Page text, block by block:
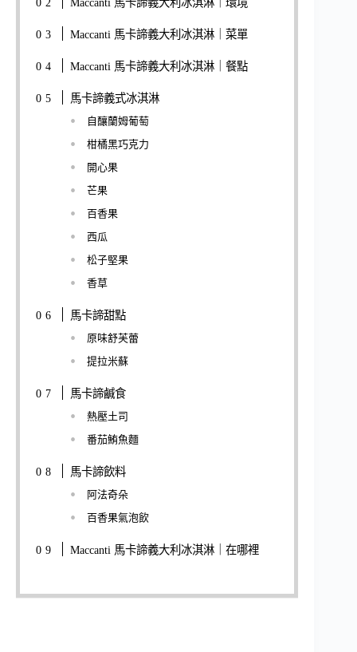
Maccanti 馬卡諦義大利冰淇淋｜環境
Maccanti 馬卡諦義大利冰淇淋｜菜單
Maccanti 馬卡諦義大利冰淇淋｜餐點
馬卡諦義式冰淇淋
自釀蘭姆葡萄
柑橘黑巧克力
開心果
芒果
百香果
西瓜
松子堅果
香草
馬卡諦甜點
原味舒芙蕾
提拉米蘇
馬卡諦鹹食
熱壓土司
番茄鮪魚麵
馬卡諦飲料
阿法奇朵
百香果氣泡飲
Maccanti 馬卡諦義大利冰淇淋｜在哪裡